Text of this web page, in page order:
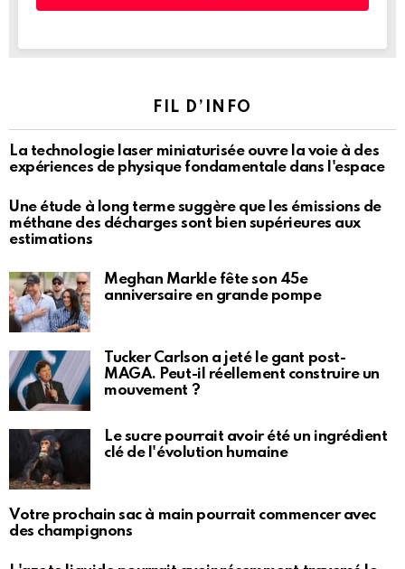
FIL D’INFO
La technologie laser miniaturisée ouvre la voie à des
expériences de physique fondamentale dans l'espace
Une étude à long terme suggère que les émissions de
méthane des décharges sont bien supérieures aux
estimations
Meghan Markle fête son 45e
anniversaire en grande pompe
Tucker Carlson a jeté le gant post-
MAGA. Peut-il réellement construire un
mouvement ?
Le sucre pourrait avoir été un ingrédient
clé de l'évolution humaine
Votre prochain sac à main pourrait commencer avec
des champignons